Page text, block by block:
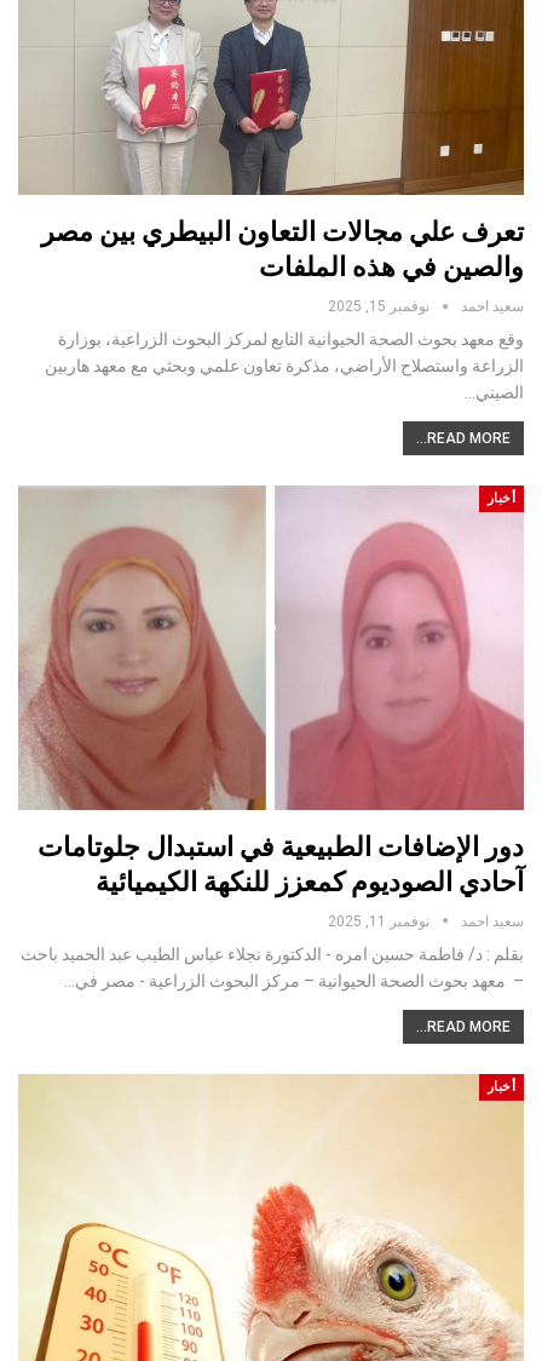
تعرف علي مجالات التعاون البيطري بين مصر
والصين في هذه الملفات
سعيد احمد نوفمبر 15, 2025
وقع معهد بحوث الصحة الحيوانية التابع لمركز البحوث الزراعية، بوزارة
الزراعة واستصلاح الأراضي، مذكرة تعاون علمي وبحثي مع معهد هاربين
الصيني…
READ MORE...
أخبار
دور الإضافات الطبيعية في استبدال جلوتامات
آحادي الصوديوم كمعزز للنكهة الكيميائية
سعيد احمد نوفمبر 11, 2025
بقلم : د/ فاطمة حسين امره - الدكتورة نجلاء عباس الطيب عبد الحميد باحث
– معهد بحوث الصحة الحيوانية – مركز البحوث الزراعية - مصر في…
READ MORE...
أخبار